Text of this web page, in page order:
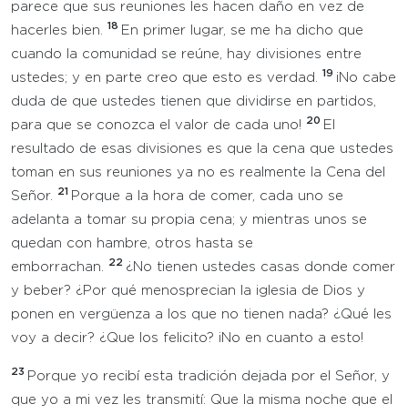
parece que sus reuniones les hacen daño en vez de
hacerles bien.
18 En primer lugar, se me ha dicho que
cuando la comunidad se reúne, hay divisiones entre
ustedes; y en parte creo que esto es verdad.
19 ¡No cabe
duda de que ustedes tienen que dividirse en partidos,
para que se conozca el valor de cada uno!
20 El
resultado de esas divisiones es que la cena que ustedes
toman en sus reuniones ya no es realmente la Cena del
Señor.
21
Porque a la hora de comer, cada uno se
adelanta a tomar su propia cena; y mientras unos se
quedan con hambre, otros hasta se
emborrachan.
22 ¿No tienen ustedes casas donde comer
y beber? ¿Por qué menosprecian la iglesia de Dios y
ponen en vergüenza a los que no tienen nada? ¿Qué les
voy a decir? ¿Que los felicito? ¡No en cuanto a esto!
23 Porque yo recibí esta tradición dejada por el Señor, y
que yo a mi vez les transmití: Que la misma noche que el